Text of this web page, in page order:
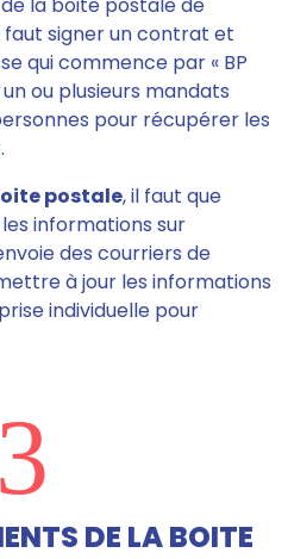
la boite postale de
faut signer un contrat et
qui commence par « BP
ou plusieurs mandats
pour récupérer les
postale, il faut que
informations sur
des courriers de
à jour les informations
individuelle pour
3
DE LA BOITE